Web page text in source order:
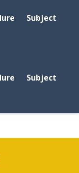
Subject
Subject